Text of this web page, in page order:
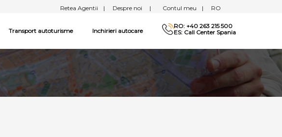
Retea Agentii | Despre noi | Contul meu | RO
Transport autoturisme Inchirieri autocare
RO: +40 263 215 500
ES: Call Center Spania